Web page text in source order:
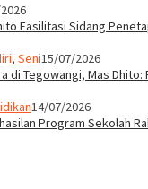
Fasilitasi Sidang
, Seni15/07/2026
di Tegowangi, Mas
14/07/2026
Program Sekolah